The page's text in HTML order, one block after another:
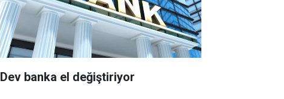
Dev banka el değiştiriyor